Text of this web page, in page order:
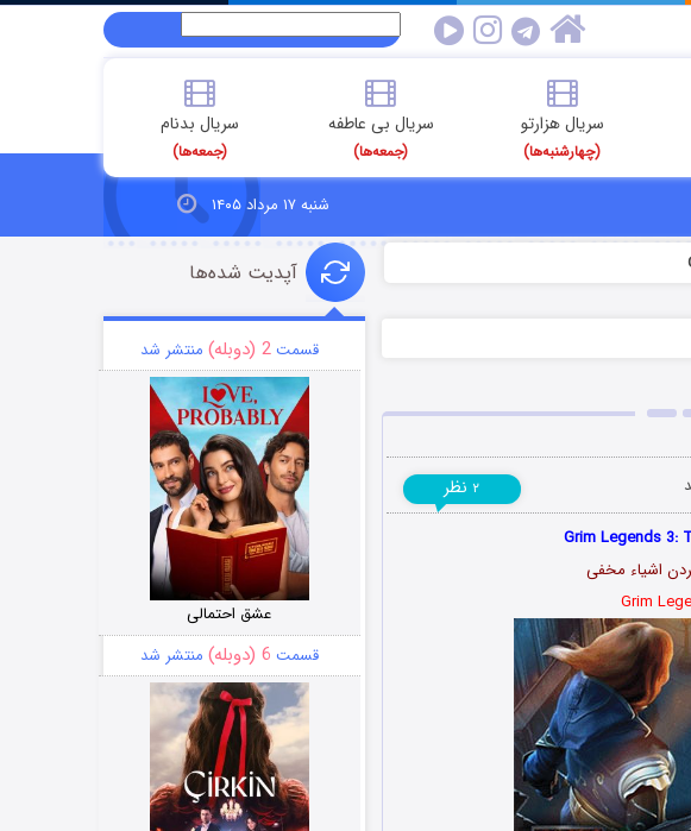
سریال هزارتو
(چهارشنبه‌ها)
سریال بی عاطفه
(جمعه‌ها)
سریال بدنام
(جمعه‌ها)
شنبه ۱۷ مرداد ۱۴۰۵
۲ نظر
آپدیت شده‌ها
قسمت2 (دوبله) منتشر شد
عشق احتمالی
قسمت 6 (دوبله) منتشر شد